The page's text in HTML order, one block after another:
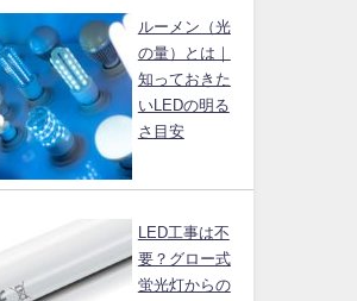
ルーメン（光
の量）とは｜
知っておきた
いLEDの明る
さ目安
LED工事は不
要？グロー式
蛍光灯からの